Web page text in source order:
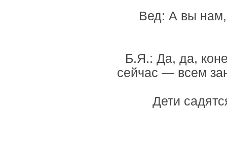
Вед: А вы
Б.Я.: Да, да,
сейчас — всем
Дети